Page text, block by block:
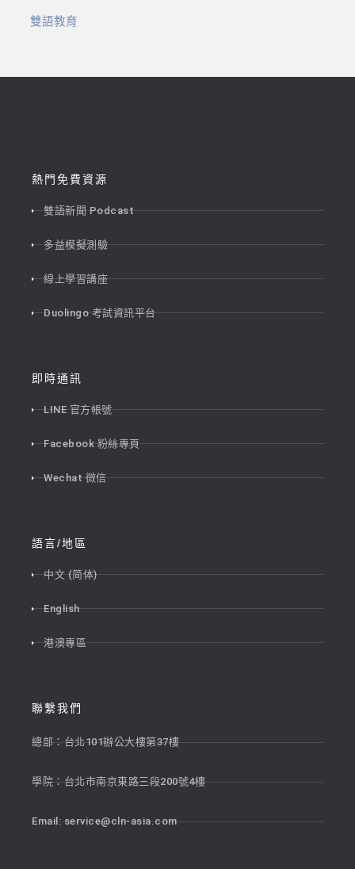
雙語教育
熱門免費資源
雙語新聞 Podcast
多益模擬測驗
線上學習講座
Duolingo 考試資訊平台
即時通訊
LINE 官方帳號
Facebook 粉絲專頁
Wechat 微信
語言/地區
中文 (简体)
English
港澳專區
聯繫我們
總部：台北101辦公大樓第37樓
學院：台北市南京東路三段200號4樓
Email:service@cln-asia.com